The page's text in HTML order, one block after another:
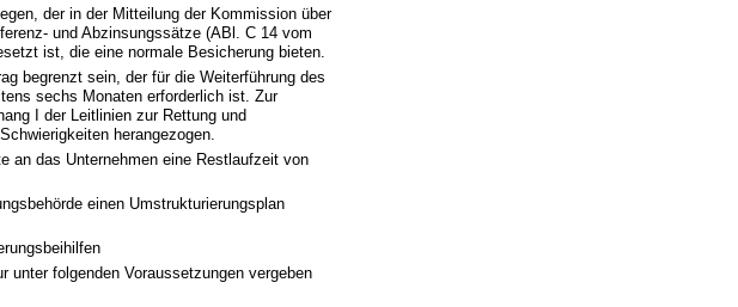
der in der Mitteilung der Kommission über
und Abzinsungssätze (ABl. C 14 vom
ist, die eine normale Besicherung bieten.
begrenzt sein, der für die Weiterführung des
sechs Monaten erforderlich ist. Zur
I der Leitlinien zur Rettung und
herangezogen.
an das Unternehmen eine Restlaufzeit von
einen Umstrukturierungsplan
unter folgenden Voraussetzungen vergeben